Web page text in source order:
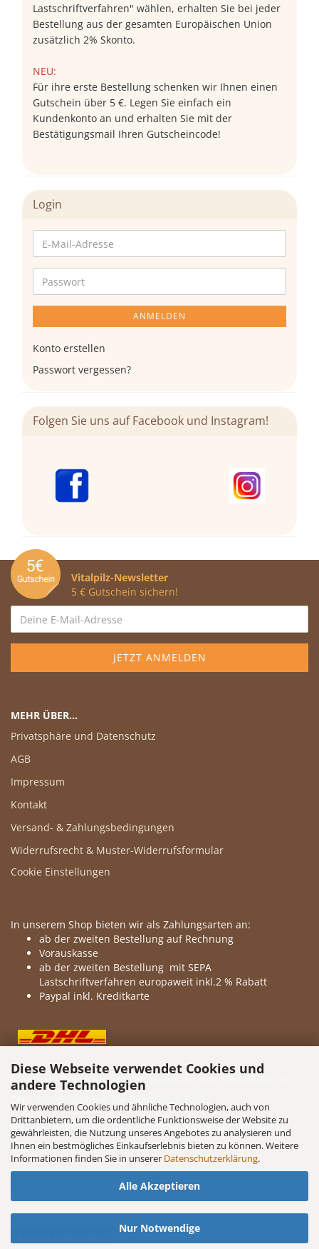
Diese Webseite verwendet Cookies und
andere Technologien
Wir verwenden Cookies und ähnliche Technologien, auch von
Drittanbietern, um die ordentliche Funktionsweise der Website zu
gewährleisten, die Nutzung unseres Angebotes zu analysieren und
Ihnen ein bestmögliches Einkaufserlebnis bieten zu können. Weitere
Informationen finden Sie in unserer Datenschutzerklärung.
Alle Akzeptieren
Nur Notwendige
Lastschriftverfahren" wählen, erhalten Sie bei jeder
Bestellung aus der gesamten Europäischen Union
zusätzlich 2% Skonto.
NEU:
Für ihre erste Bestellung schenken wir Ihnen einen
Gutschein über 5 €. Legen Sie einfach ein
Kundenkonto an und erhalten Sie mit der
Bestätigungsmail Ihren Gutscheincode!
Login
E-
Mail-
Adresse
Passwort
ANMELDEN
Konto erstellen
Passwort vergessen?
Folgen Sie uns auf Facebook und Instagram!
Vitalpilz-Newsletter
5 € Gutschein sichern!
MEHR ÜBER...
Privatsphäre und Datenschutz
AGB
Impressum
Kontakt
Versand- & Zahlungsbedingungen
Widerrufsrecht & Muster-Widerrufsformular
Cookie Einstellungen
In unserem Shop bieten wir als Zahlungsarten an:
ab der zweiten Bestellung auf Rechnung
Vorauskasse
ab der zweiten Bestellung mit SEPA
Lastschriftverfahren europaweit inkl.2 % Rabatt
Paypal inkl. Kreditkarte
Innerhalb Deutschlands versenden wir Ihre Bestellung mit
Neu: in Deutschland und ausgewählten Nachbarländern
bieten wir jetzt auch DHL Express an.